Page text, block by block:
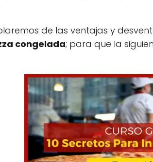
de las ventajas y
congelada; para que la